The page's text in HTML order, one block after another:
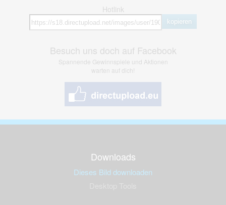
Hotlink
kopieren
Besuch uns doch auf Facebook
Spannende Gewinnspiele und Aktionen
warten auf dich!
Downloads
Dieses Bild downloaden